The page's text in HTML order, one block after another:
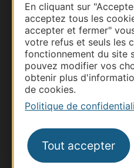
En cliquant sur
acceptez tous les
accepter et fermer"
votre refus et seuls les
fonctionnement du site
pouvez modifier vos
obtenir plus
de cookies.
Politique de
Tout accepter
Thermalisme
Business/Mice
Pros d'Occitanie
Site presse et
Voyagistes
Destination Sport
Inscrivez-vous à la lettre
Destination Occitanie
suggestions de séjours,